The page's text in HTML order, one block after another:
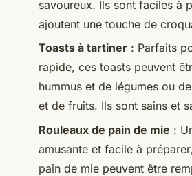
savoureux. Ils sont faciles à
ajoutent une touche de
Toasts à tartiner : Parfaits
rapide, ces toasts peuvent
hummus et de légumes ou
et de fruits. Ils sont sains et
Rouleaux de pain de mie :
amusante et facile à
pain de mie peuvent être